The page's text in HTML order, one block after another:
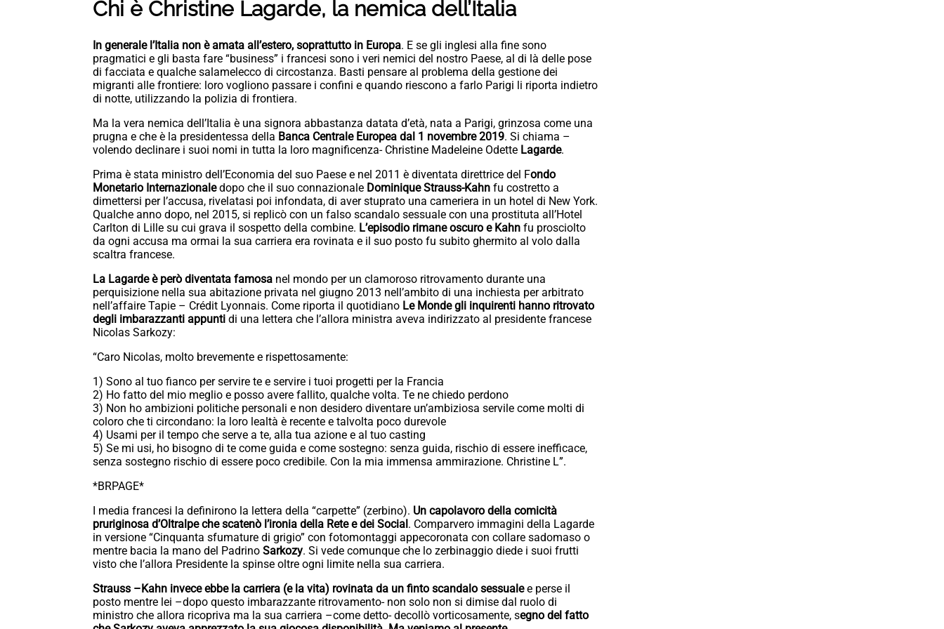
Chi è Christine Lagarde, la nemica dell’Italia
In generale l’Italia non è amata all’estero, soprattutto in Europa. E se gli inglesi alla fine sono
pragmatici e gli basta fare “business” i francesi sono i veri nemici del nostro Paese, al di là delle pose
di facciata e qualche salamelecco di circostanza. Basti pensare al problema della gestione dei
migranti alle frontiere: loro vogliono passare i confini e quando riescono a farlo Parigi li riporta indietro
di notte, utilizzando la polizia di frontiera.
Ma la vera nemica dell’Italia è una signora abbastanza datata d’età, nata a Parigi, grinzosa come una
prugna e che è la presidentessa della Banca Centrale Europea dal 1 novembre 2019. Si chiama –
volendo declinare i suoi nomi in tutta la loro magnificenza- Christine Madeleine Odette Lagarde.
Prima è stata ministro dell’Economia del suo Paese e nel 2011 è diventata direttrice del Fondo
Monetario Internazionaledopo che il suo connazionale Dominique Strauss-Kahn fu costretto a
dimettersi per l’accusa, rivelatasi poi infondata, di aver stuprato una cameriera in un hotel di New York.
Qualche anno dopo, nel 2015, si replicò con un falso scandalo sessuale con una prostituta all’Hotel
Carlton di Lille su cui grava il sospetto della combine. L’episodio rimane oscuro e Kahn fu prosciolto
da ogni accusa ma ormai la sua carriera era rovinata e il suo posto fu subito ghermito al volo dalla
scaltra francese.
La Lagarde è però diventata famosa nel mondo per un clamoroso ritrovamento durante una
perquisizione nella sua abitazione privata nel giugno 2013 nell’ambito di una inchiesta per arbitrato
nell’affaire Tapie – Crédit Lyonnais. Come riporta il quotidiano Le Monde gli inquirenti hanno ritrovato
degli imbarazzanti appunti di una lettera che l’allora ministra aveva indirizzato al presidente francese
Nicolas Sarkozy:
“Caro Nicolas, molto brevemente e rispettosamente:
1) Sono al tuo fianco per servire te e servire i tuoi progetti per la Francia
2) Ho fatto del mio meglio e posso avere fallito, qualche volta. Te ne chiedo perdono
3) Non ho ambizioni politiche personali e non desidero diventare un’ambiziosa servile come molti di
coloro che ti circondano: la loro lealtà è recente e talvolta poco durevole
4) Usami per il tempo che serve a te, alla tua azione e al tuo casting
5) Se mi usi, ho bisogno di te come guida e come sostegno: senza guida, rischio di essere inefficace,
senza sostegno rischio di essere poco credibile. Con la mia immensa ammirazione. Christine L”.
*BRPAGE*
I media francesi la definirono la lettera della “carpette” (zerbino). Un capolavoro della comicità
pruriginosa d’Oltralpe che scatenò l’ironia della Rete e dei Social . Comparvero immagini della Lagarde
in versione “Cinquanta sfumature di grigio” con fotomontaggi appecoronata con collare sadomaso o
mentre bacia la mano del Padrino Sarkozy. Si vede comunque che lo zerbinaggio diede i suoi frutti
visto che l’allora Presidente la spinse oltre ogni limite nella sua carriera.
Strauss –Kahn invece ebbe la carriera (e la vita) rovinata da un finto scandalo sessualee perse il
posto mentre lei –dopo questo imbarazzante ritrovamento- non solo non si dimise dal ruolo di
ministro che allora ricopriva ma la sua carriera –come detto- decollò vorticosamente, segno del fatto